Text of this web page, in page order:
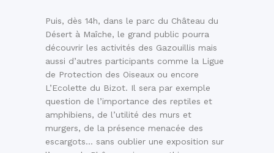
Puis, dès 14h, dans le parc du Château du
Désert à Maîche, le grand public pourra
découvrir les activités des Gazouillis mais
aussi d’autres participants comme la Ligue
de Protection des Oiseaux ou encore
L’Ecolette du Bizot. Il sera par exemple
question de l’importance des reptiles et
amphibiens, de l’utilité des murs et
murgers, de la présence menacée des
escargots… sans oublier une exposition sur